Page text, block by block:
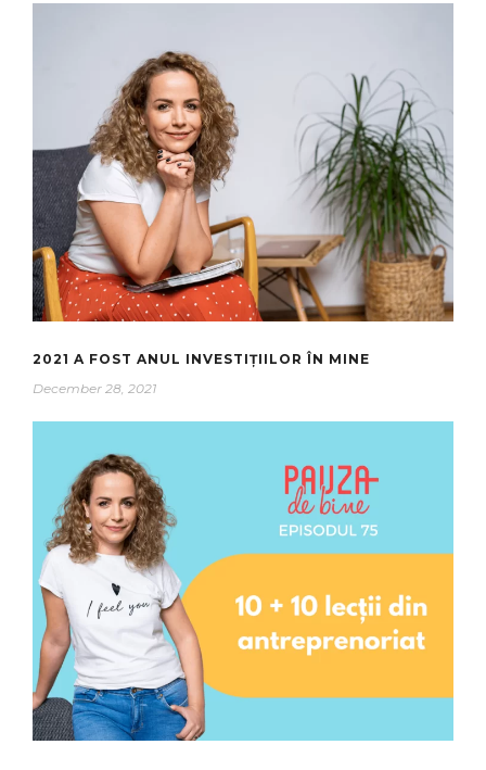
2021 A FOST ANUL INVESTIȚIILOR ÎN MINE
December 28, 2021